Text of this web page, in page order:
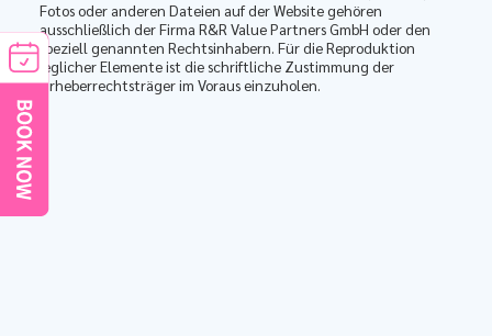
Fotos oder anderen Dateien auf der Website gehören
ausschließlich der Firma R&R Value Partners GmbH oder den
speziell genannten Rechtsinhabern. Für die Reproduktion
jeglicher Elemente ist die schriftliche Zustimmung der
Urheberrechtsträger im Voraus einzuholen.